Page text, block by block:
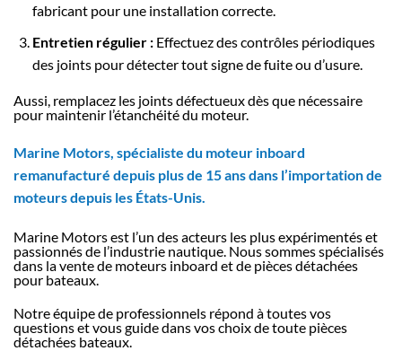
fabricant pour une installation correcte.
Entretien régulier :Effectuez des contrôles périodiques
des joints pour détecter tout signe de fuite ou d’usure.
Aussi, remplacez les joints défectueux dès que nécessaire
pour maintenir l’étanchéité du moteur.
Marine Motors, spécialiste du moteur inboard
remanufacturé depuis plus de 15 ans dans l’importation de
moteurs depuis les États-Unis.
Marine Motors est l’un des acteurs les plus expérimentés et
passionnés de l’industrie nautique. Nous sommes spécialisés
dans la vente de moteurs inboard et de pièces détachées
pour bateaux.
Notre équipe de professionnels répond à toutes vos
questions et vous guide dans vos choix de toute pièces
détachées bateaux.